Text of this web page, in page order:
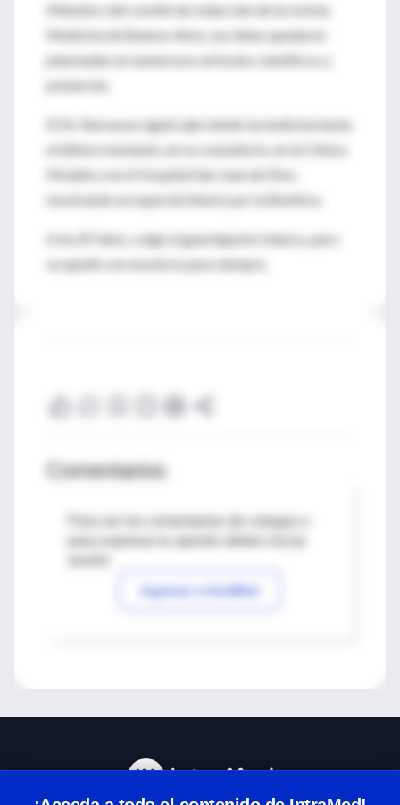
Miembro del comité de redacción de la revista
Medicina de Buenos Aires, sus ideas quedaron
plasmadas en numerosos artículos científicos y
ponencias.
El Dr. Barousse siguió ejerciendo la medicina hasta
el último momento, en su consultorio, en la Clínica
Modelo y en el Hospital San Juan de Dios,
mostrando un especial interés por la Bioética.
A los 87 años, colgó el guardapolvo blanco, pero
se quedó con nosotros para siempre.
Comentarios
Para ver los comentarios de colegas o
Ingresar a IntraMed